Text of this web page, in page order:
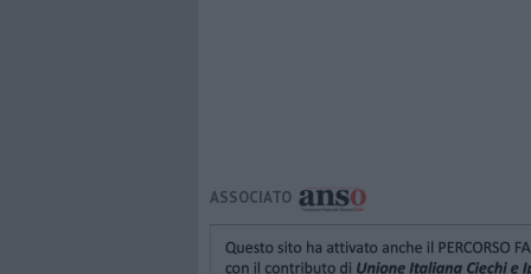
ASSOCIATO